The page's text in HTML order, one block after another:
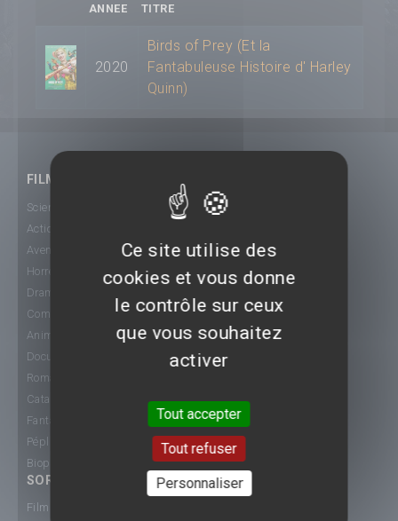
ANNEE TITRE
2020
Birds of Prey (Et la
Fantabuleuse Histoire d' Harley
Quinn)
FILMS
Science-Fiction
Action
Aventure
Horreur
Drame
Comédie
Animation
Documentaire
Romance
Catastrophe
Fantastique
Péplum
Biopic
SORTIE CINÉ
Films 2015
Ce site utilise des
cookies et vous donne
le contrôle sur ceux
que vous souhaitez
activer
Tout accepter
Tout refuser
Personnaliser